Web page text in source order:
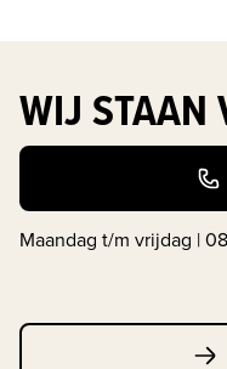
WIJ STAAN
Maandag t/m vrijdag |